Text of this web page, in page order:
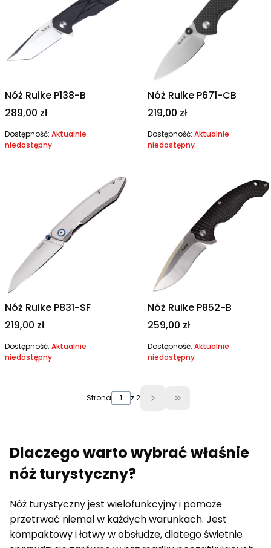
Nóż Ruike P138-B
Cena
289,00 zł
Dostępność: Aktualnie
niedostępny
Nóż Ruike P671-CB
Cena
219,00 zł
Dostępność: Aktualnie
niedostępny
Nóż Ruike P831-SF
Cena
219,00 zł
Dostępność: Aktualnie
niedostępny
Nóż Ruike P852-B
Cena
259,00 zł
Dostępność: Aktualnie
niedostępny
Strona z 2 Przejdź do ostatniej
Dlaczego warto wybrać właśnie
nóż turystyczny?
Nóż turystyczny jest wielofunkcyjny i pomoże
przetrwać niemal w każdych warunkach. Jest
kompaktowy i łatwy w obsłudze, dlatego świetnie